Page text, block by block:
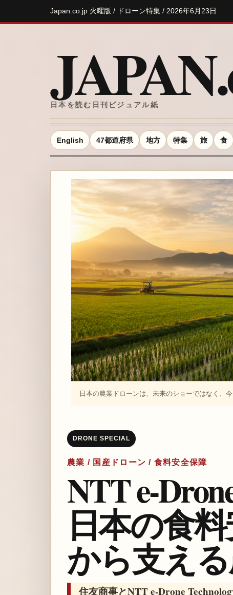
Japan.co.jp 火曜版 / ドローン特集 / 2026年6月23日
日本を読む日刊ビジュアル紙
English 47都道府県 地方 特集 旅 食
日本の農業ドローンは、未来のショーではなく、
DRONE SPECIAL
農業 / 国産ドローン / 食料安全保障
NTT e-
日本の食
から支え
住友商事とNTT e-Drone